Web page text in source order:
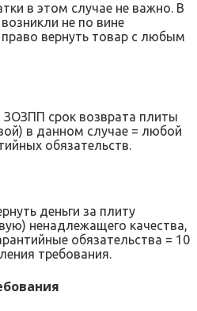
в этом случае не важно. В
не по вине
вернуть товар с любым
ЗОЗПП срок возврата плиты
в данном случае = любой
обязательств.
деньги за плиту
ненадлежащего качества,
обязательства = 10
требования.